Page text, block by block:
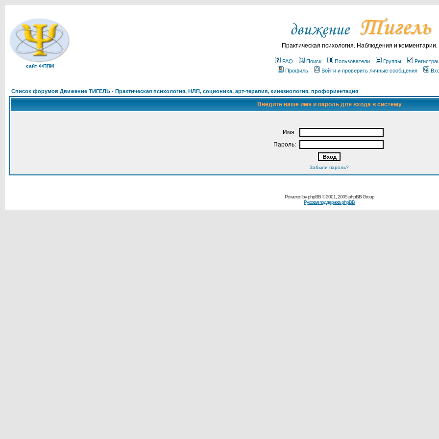
сайт ФППМ
Практическая психология. Наблюдения и комментарии.
FAQ Поиск Пользователи Группы
Профиль
Войти и проверить личные сообщения
Список форумов Движение ТИГЕЛЬ - Практическая психология, НЛП, соционика, арт-терапия, кинезиология, профориентация
Введите ваше имя и пароль для входа в систему
Имя:
Пароль:
Забыли пароль?
Powered byphpBB© 2001, 2005 phpBB Group
Русская поддержка phpBB